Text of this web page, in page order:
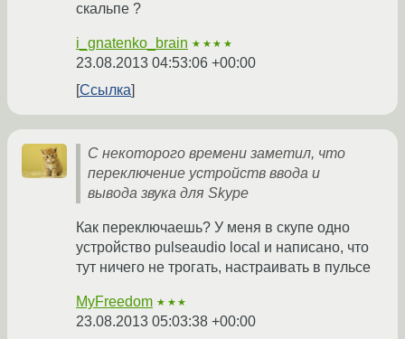
скальпе ?
i_gnatenko_brain ★★★★
23.08.2013 04:53:06 +00:00
Ссылка
С некоторого времени заметил, что
переключение устройств ввода и
вывода звука для Skype
Как переключаешь? У меня в скупе одно
устройство pulseaudio local и написано, что
тут ничего не трогать, настраивать в пульсе
MyFreedom ★★★
23.08.2013 05:03:38 +00:00